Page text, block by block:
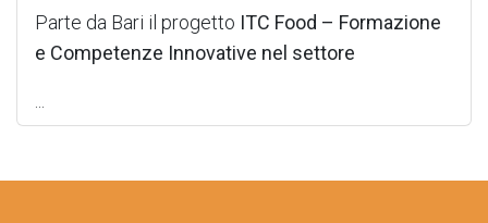
Parte da Bari il progetto ITC Food – Formazione
e Competenze Innovative nel settore